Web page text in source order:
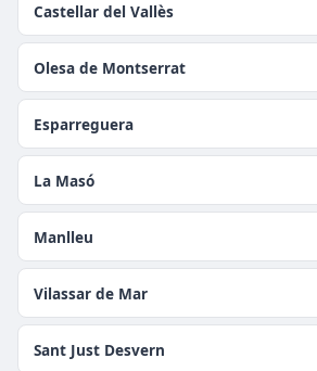
Castellar del Vallès
Olesa de Montserrat
Esparreguera
La Masó
Manlleu
Vilassar de Mar
Sant Just Desvern